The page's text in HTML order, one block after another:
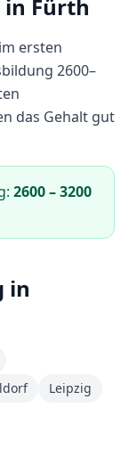
Fürth
ersten
2600–
das Gehalt gut
2600–3200
in
Leipzig